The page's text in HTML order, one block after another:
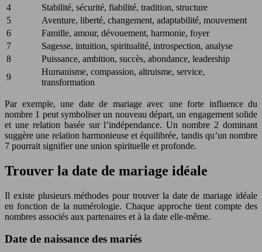
4
Stabilité, sécurité, fiabilité, tradition, structure
5
Aventure, liberté, changement, adaptabilité, mouvement
6
Famille, amour, dévouement, harmonie, foyer
7
Sagesse, intuition, spiritualité, introspection, analyse
8
Puissance, ambition, succès, abondance, leadership
9
Humanisme, compassion, altruisme, service,
transformation
Par exemple, une date de mariage avec une forte influence du
nombre 1 peut symboliser un nouveau départ, un engagement solide
et une relation basée sur l’indépendance. Un nombre 2 dominant
suggère une relation harmonieuse et équilibrée, tandis qu’un nombre
7 pourrait signifier une union spirituelle et profonde.
Trouver la date de mariage idéale
Il existe plusieurs méthodes pour trouver la date de mariage idéale
en fonction de la numérologie. Chaque approche tient compte des
nombres associés aux partenaires et à la date elle-même.
Date de naissance des mariés